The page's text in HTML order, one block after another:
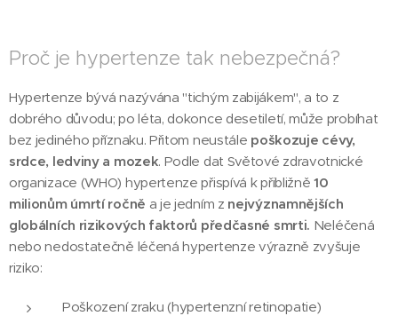
Proč je hypertenze tak nebezpečná?
Hypertenze bývá nazývána "tichým zabijákem", a to z
dobrého důvodu; po léta, dokonce desetiletí, může probíhat
bez jediného příznaku. Přitom neustále poškozuje cévy,
srdce, ledviny a mozek. Podle dat Světové zdravotnické
organizace (WHO) hypertenze přispívá k přibližně10
milionům úmrtí ročně a je jedním z nejvýznamnějších
globálních rizikových faktorů předčasné smrti. Neléčená
nebo nedostatečně léčená hypertenze výrazně zvyšuje
riziko:
Poškození zraku (hypertenzní retinopatie)